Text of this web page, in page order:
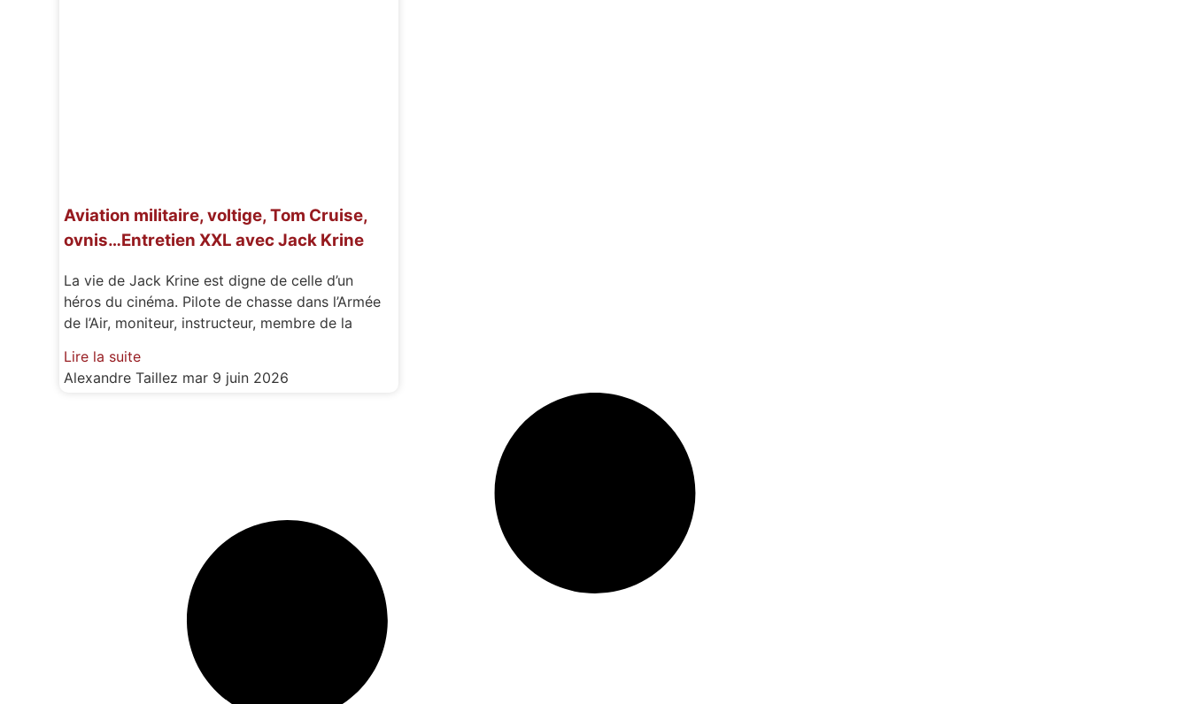
Aviation militaire, voltige, Tom Cruise,
ovnis…Entretien XXL avec Jack Krine
La vie de Jack Krine est digne de celle d’un
héros du cinéma. Pilote de chasse dans l’Armée
de l’Air, moniteur, instructeur, membre de la
Lire la suite
Alexandre Taillez mar 9 juin 2026